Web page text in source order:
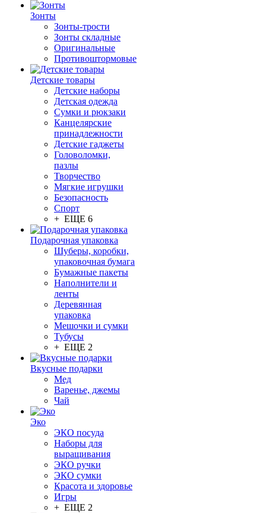
Зонты
Зонты-трости
Зонты складные
Оригинальные
Противоштормовые
Детские товары
Детские наборы
Детская одежда
Сумки и рюкзаки
Канцелярские
принадлежности
Детские гаджеты
Головоломки,
пазлы
Творчество
Мягкие игрушки
Безопасность
Спорт
+ ЕЩЕ 6
Подарочная упаковка
Шуберы, коробки,
упаковочная бумага
Бумажные пакеты
Наполнители и
ленты
Деревянная
упаковка
Мешочки и сумки
Тубусы
+ ЕЩЕ 2
Вкусные подарки
Мед
Варенье, джемы
Чай
Эко
ЭКО посуда
Наборы для
выращивания
ЭКО ручки
ЭКО сумки
Красота и здоровье
Игры
+ ЕЩЕ 2